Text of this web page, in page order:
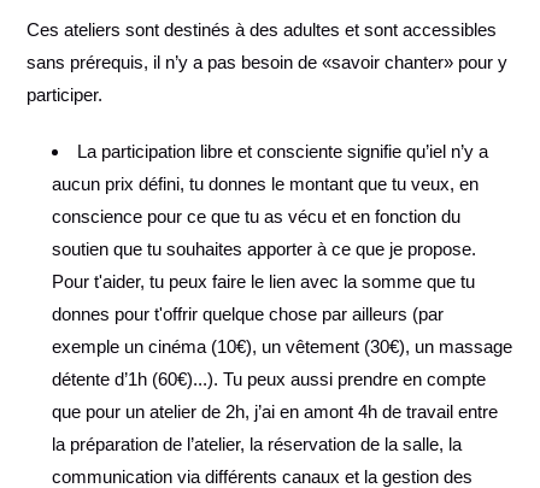
Ces ateliers sont destinés à des adultes et sont accessibles
sans prérequis, il n’y a pas besoin de «savoir chanter» pour y
participer.
La participation libre et consciente signifie qu’iel n’y a
aucun prix défini, tu donnes le montant que tu veux, en
conscience pour ce que tu as vécu et en fonction du
soutien que tu souhaites apporter à ce que je propose.
Pour t'aider, tu peux faire le lien avec la somme que tu
donnes pour t'offrir quelque chose par ailleurs (par
exemple un cinéma (10€), un vêtement (30€), un massage
détente d’1h (60€)...). Tu peux aussi prendre en compte
que pour un atelier de 2h, j’ai en amont 4h de travail entre
la préparation de l’atelier, la réservation de la salle, la
communication via différents canaux et la gestion des